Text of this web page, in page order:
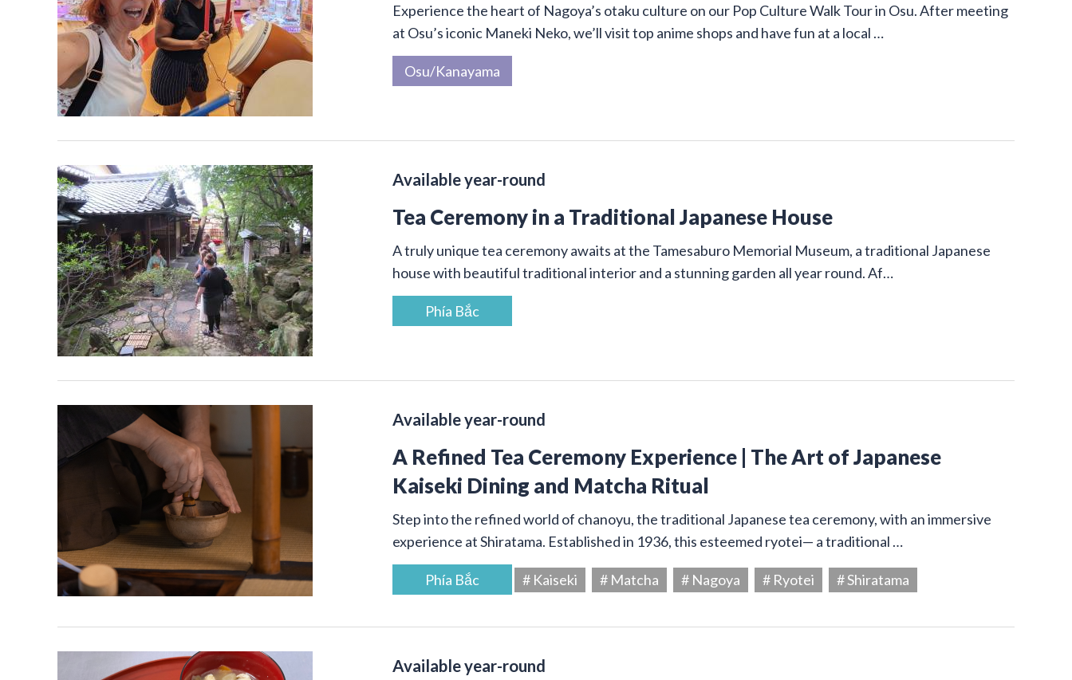
Experience the heart of Nagoya’s otaku culture on our Pop Culture Walk Tour in Osu. After meeting
at Osu’s iconic Maneki Neko, we’ll visit top anime shops and have fun at a local …
Osu/Kanayama
Available year-round
Tea Ceremony in a Traditional Japanese House
A truly unique tea ceremony awaits at the Tamesaburo Memorial Museum, a traditional Japanese
house with beautiful traditional interior and a stunning garden all year round. Af…
Phía Bắc
Available year-round
A Refined Tea Ceremony Experience | The Art of Japanese
Kaiseki Dining and Matcha Ritual
Step into the refined world of chanoyu, the traditional Japanese tea ceremony, with an immersive
experience at Shiratama. Established in 1936, this esteemed ryotei— a traditional …
Phía Bắc # Kaiseki # Matcha # Nagoya # Ryotei # Shiratama
Available year-round